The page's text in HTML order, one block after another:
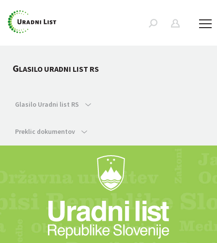
GLASILO URADNI LIST RS
Glasilo Uradni list RS
Preklic dokumentov